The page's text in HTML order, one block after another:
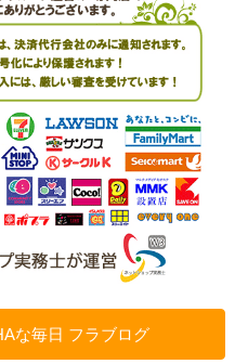
な毎日 フラブログ